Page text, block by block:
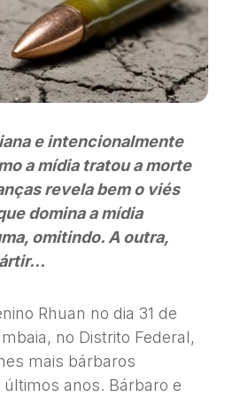
e intencionalmente
a mídia tratou a morte
revela bem o viés
domina a mídia
omitindo. A outra,
Rhuan no dia 31 de
no Distrito Federal,
mais bárbaros
anos. Bárbaro e